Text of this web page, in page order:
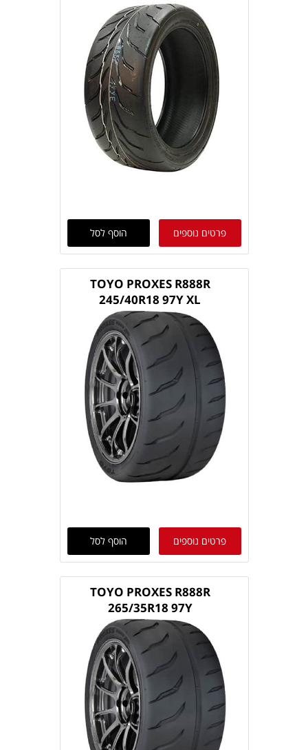
פרטים נוספים הוסף לסל
TOYO PROXES R888R
245/40R18 97Y XL
פרטים נוספים הוסף לסל
TOYO PROXES R888R
265/35R18 97Y